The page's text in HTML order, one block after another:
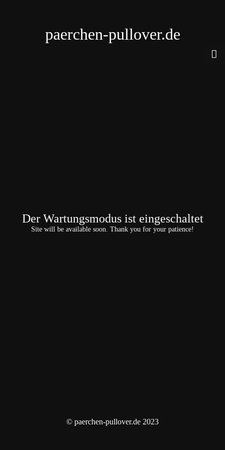
paerchen-pullover.de
Der Wartungsmodus ist eingeschaltet
Site will be available soon. Thank you for your patience!
© paerchen-pullover.de 2023